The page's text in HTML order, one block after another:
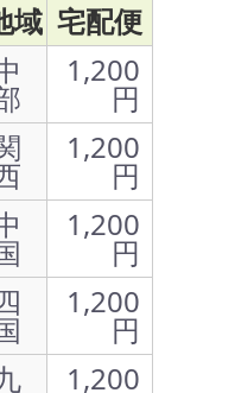
域 宅配便
1,200
円
1,200
円
1,200
円
1,200
円
1,200